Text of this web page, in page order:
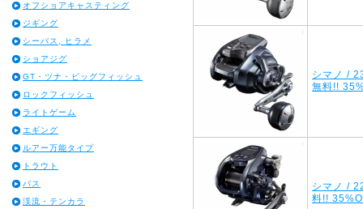
オフショアキャスティング
ジギング
シーバス, ヒラメ
ショアジグ
GT・ツナ・ビッグフィッシュ
ロックフィッシュ
ライトゲーム
エギング
ルアー万能タイプ
トラウト
バス
渓流・テンカラ
シマノ /
無料!!
シマノ /
料!!